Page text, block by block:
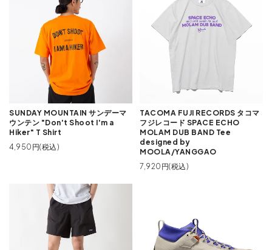
SUNDAY MOUNTAIN サンデーマ
ウンテン "Don't Shoot I'm a
Hiker" T Shirt
4,950円(税込)
TACOMA FUJI RECORDS タコマ
フジレコード SPACE ECHO
MOLAM DUB BAND Tee
designed by
MOOLA/YANGGAO
7,920円(税込)